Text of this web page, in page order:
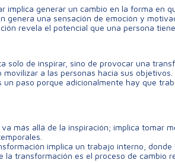
implica generar un cambio en la forma en
genera una sensación de emoción y
revela el potencial que una persona
solo de inspirar, sino de provocar una
a las personas hacia sus objetivos.
un paso porque adicionalmente hay que
más allá de la inspiración; implica tomar
implica un trabajo interno,
la transformación es el proceso de